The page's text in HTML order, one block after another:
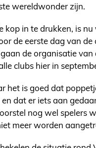
wereldwonder zijn.
kop in te drukken, is
de eerste dag van
de organisatie van
clubs hier in
het is goed dat
dat er iets aan
nog wel spelers
meer worden